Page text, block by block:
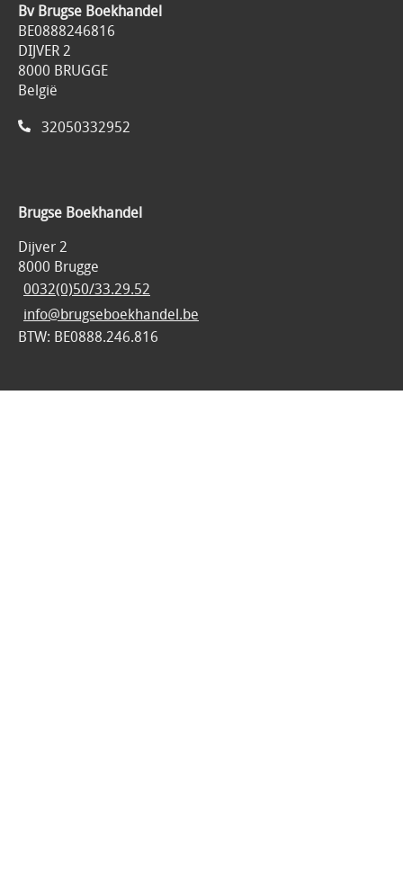
Bv Brugse Boekhandel
BE0888246816
DIJVER 2
8000 BRUGGE
België
32050332952
Brugse Boekhandel
Dijver 2
8000 Brugge
0032(0)50/33.29.52
info@brugseboekhandel.be
BTW: BE0888.246.816